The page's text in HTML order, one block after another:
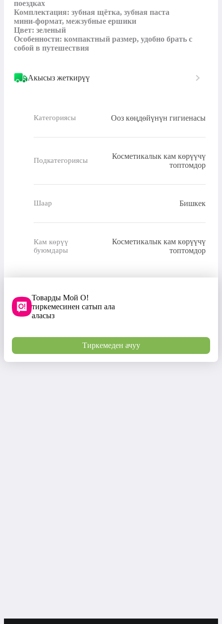
поездках
Комплектация: зубная щётка, зубная паста
мини‑формат, межзубные ершики
Цвет: зеленый
Особенности: компактный размер, удобно брать с
собой в путешествия
Акысыз жеткирүү
Категориясы Ооз көңдөйүнүн гигиенасы
Подкатегориясы
Косметикалык кам көрүүчү
топтомдор
Шаар Бишкек
Кам көрүү
буюмдары
Косметикалык кам көрүүчү
топтомдор
Товарды Мой О!
тиркемесинен сатып ала
аласыз
Тиркемеден ачуу